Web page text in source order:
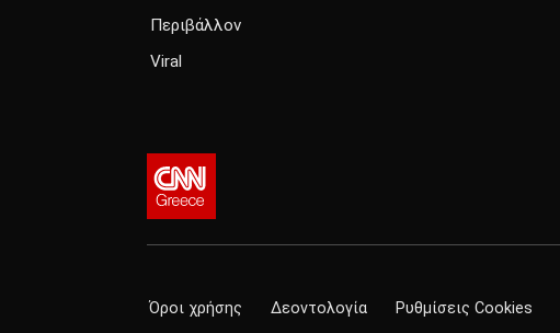
Περιβάλλον
Viral
Όροι χρήσης Δεοντολογία Ρυθμίσεις Cookies